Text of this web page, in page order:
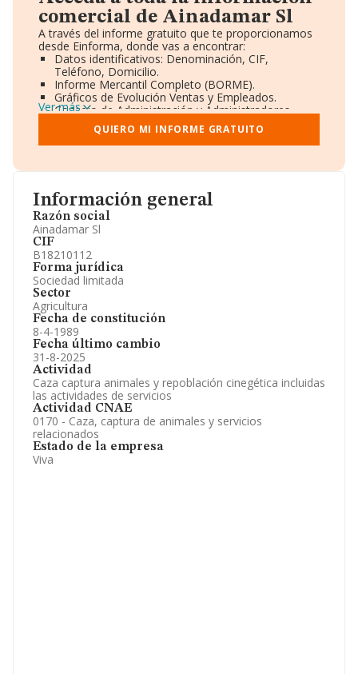
Información general
Razón social
Ainadamar Sl
CIF
B18210112
Forma jurídica
Sociedad limitada
Sector
Agricultura
Fecha de constitución
8-4-1989
Fecha último cambio
31-8-2025
Actividad
Caza captura animales y repoblación cinegética incluidas
las actividades de servicios
Actividad CNAE
0170 - Caza, captura de animales y servicios
relacionados
Estado de la empresa
Viva
comercial de Ainadamar Sl
A través del informe gratuito que te proporcionamos
desde Einforma, donde vas a encontrar:
Datos identificativos: Denominación, CIF,
Teléfono, Domicilio.
Informe Mercantil Completo (BORME).
Gráficos de Evolución Ventas y Empleados.
Consejo de Administración y Administradores.
Directivos y Ejecutivos.
Accionistas.
Participaciones y Vinculaciones en otras empresas.
Información oficial y registral complementaria.
Ver más
QUIERO MI INFORME GRATUITO